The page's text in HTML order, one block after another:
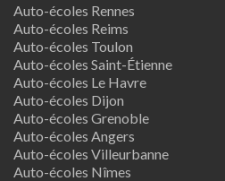
Auto-écoles Rennes
Auto-écoles Reims
Auto-écoles Toulon
Auto-écoles Saint-Étienne
Auto-écoles Le Havre
Auto-écoles Dijon
Auto-écoles Grenoble
Auto-écoles Angers
Auto-écoles Villeurbanne
Auto-écoles Nîmes